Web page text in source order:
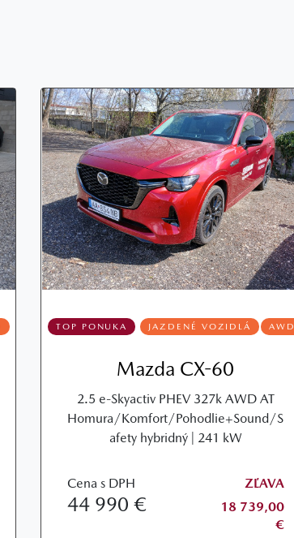
TOP PONUKA JAZDENÉ VOZIDLÁ AWD
Mazda CX-60
2.5 e-Skyactiv PHEV 327k AWD AT
Homura/Komfort/Pohodlie+Sound/S
afety hybridný | 241 kW
Cena s DPH
44 990 €
ZĽAVA
18 739,00
€